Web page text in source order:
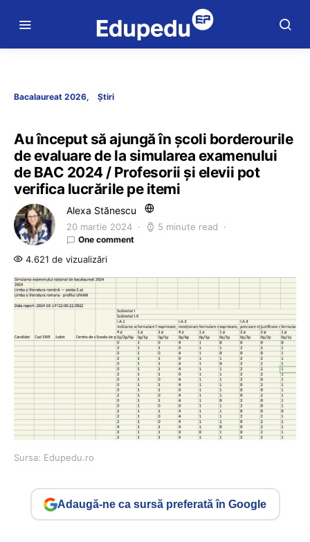
Bacalaureat 2026 Știri
Au început să ajungă în școli borderourile
de evaluare de la simularea examenului
de BAC 2024 / Profesorii și elevii pot
verifica lucrările pe itemi
Alexa Stănescu
20 martie 2024 5 minute read
One comment
4.621 de vizualizări
Sursa: Edupedu.ro
Adaugă-ne ca sursă preferată în Google